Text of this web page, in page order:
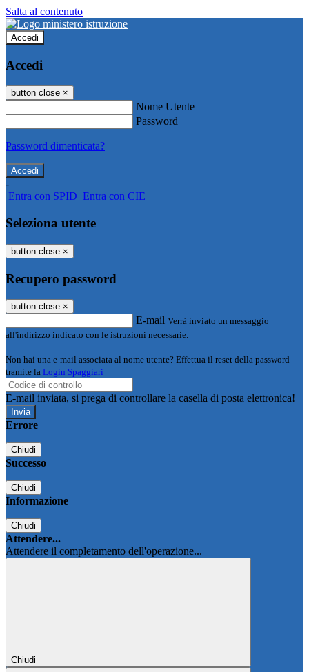
Salta al contenuto
Accedi
Accedi
button close ×
Nome Utente
Password
Password dimenticata?
-
Entra con SPID Entra con CIE
Seleziona utente
button close ×
Recupero password
button close ×
E-mail Verrà inviato un messaggio
all'indirizzo indicato con le istruzioni necessarie.
Non hai una e-mail associata al nome utente? Effettua il reset della password
tramite la Login Spaggiari
E-mail inviata, si prega di controllare la casella di posta elettronica!
Errore
Chiudi
Successo
Chiudi
Informazione
Chiudi
Attendere...
Attendere il completamento dell'operazione...
Chiudi